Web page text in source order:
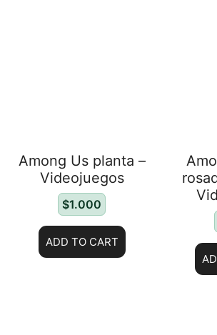
Among Us planta –
Videojuegos
$1.000
ADD TO CART